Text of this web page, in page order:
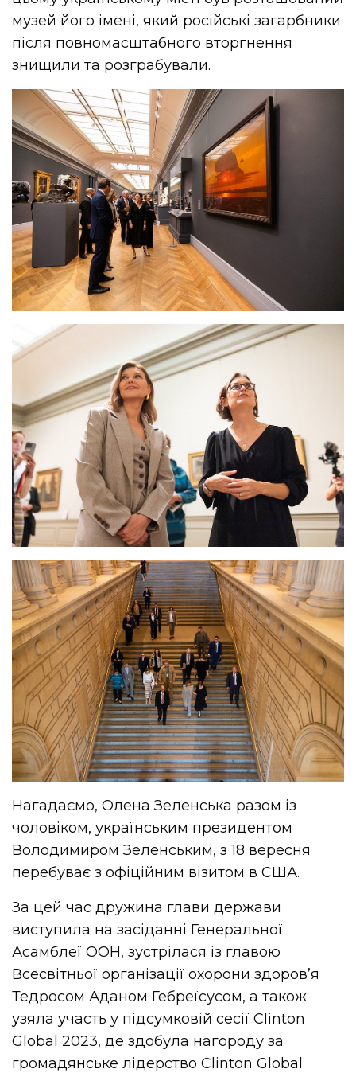
музей його імені, який російські загарбники
після повномасштабного вторгнення
знищили та розграбували.
Нагадаємо, Олена Зеленська разом із
чоловіком, українським президентом
Володимиром Зеленським, з 18 вересня
перебуває з офіційним візитом в США.
За цей час дружина глави держави
виступила на засіданні Генеральної
Асамблеї ООН, зустрілася із главою
Всесвітньої організації охорони здоров’я
Тедросом Аданом Гебреїсусом, а також
узяла участь у підсумковій сесії Clinton
Global 2023, де здобула нагороду за
громадянське лідерство Clinton Global